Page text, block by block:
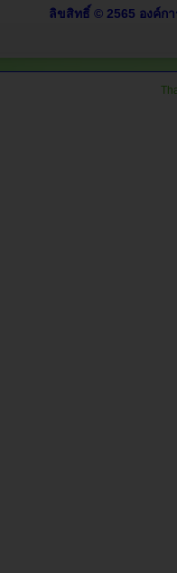
ลิขสิทธิ์ © 2565 องค์ก